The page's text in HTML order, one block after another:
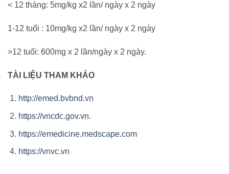
< 12 tháng: 5mg/kg x2 lần/ ngày x 2 ngày
1-12 tuổi : 10mg/kg x2 lần/ ngày x 2 ngày
>12 tuổi: 600mg x 2 lần/ngày x 2 ngày.
TÀI LIỆU THAM KHẢO
http://emed.bvbnd.vn
https://vncdc.gov.vn.
https://emedicine.medscape.com
https://vnvc.vn